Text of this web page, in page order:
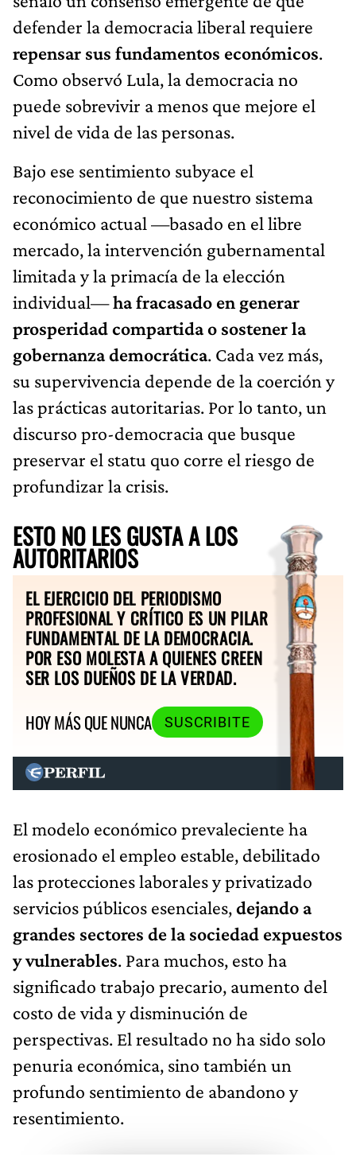
defender la democracia liberal requiere
repensar sus fundamentos económicos.
Como observó Lula, la democracia no
puede sobrevivir a menos que mejore el
nivel de vida de las personas.
Bajo ese sentimiento subyace el
reconocimiento de que nuestro sistema
económico actual —basado en el libre
mercado, la intervención gubernamental
limitada y la primacía de la elección
individual—ha fracasado en generar
prosperidad compartida o sostener la
gobernanza democrática. Cada vez más,
su supervivencia depende de la coerción y
las prácticas autoritarias. Por lo tanto, un
discurso pro-democracia que busque
preservar el statu quo corre el riesgo de
profundizar la crisis.
ESTO NO LES GUSTA A LOS
AUTORITARIOS
EL EJERCICIO DEL PERIODISMO
PROFESIONAL Y CRÍTICO ES UN PILAR
FUNDAMENTAL DE LA DEMOCRACIA.
POR ESO MOLESTA A QUIENES CREEN
SER LOS DUEÑOS DE LA VERDAD.
HOY MÁS QUE NUNCA
SUSCRIBITE
El modelo económico prevaleciente ha
erosionado el empleo estable, debilitado
las protecciones laborales y privatizado
servicios públicos esenciales,dejando a
grandes sectores de la sociedad expuestos
y vulnerables. Para muchos, esto ha
significado trabajo precario, aumento del
costo de vida y disminución de
perspectivas. El resultado no ha sido solo
penuria económica, sino también un
profundo sentimiento de abandono y
resentimiento.